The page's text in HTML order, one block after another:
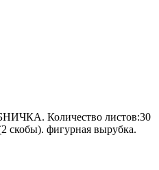
Количество листов:30
скобы). фигурная вырубка.